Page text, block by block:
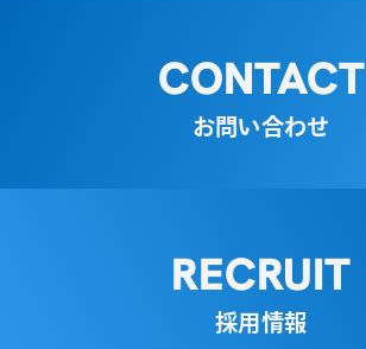
CONTACT
お問い合わせ
RECRUIT
採用情報